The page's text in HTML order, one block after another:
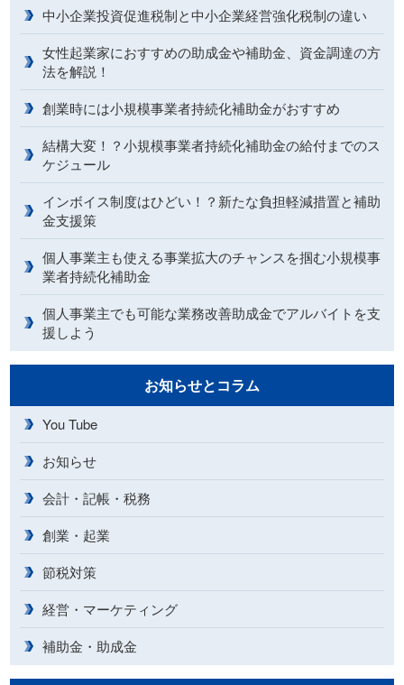
中小企業投資促進税制と中小企業経営強化税制の違い
女性起業家におすすめの助成金や補助金、資金調達の方
法を解説！
創業時には小規模事業者持続化補助金がおすすめ
結構大変！？小規模事業者持続化補助金の給付までのス
ケジュール
インボイス制度はひどい！？新たな負担軽減措置と補助
金支援策
個人事業主も使える事業拡大のチャンスを掴む小規模事
業者持続化補助金
個人事業主でも可能な業務改善助成金でアルバイトを支
援しよう
お知らせとコラム
You Tube
お知らせ
会計・記帳・税務
創業・起業
節税対策
経営・マーケティング
補助金・助成金